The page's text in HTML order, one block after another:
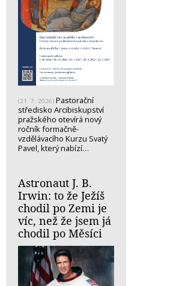
(21. 7. 2026) Pastorační
středisko Arcibiskupství
pražského otevírá nový
ročník formačně-
vzdělávacího Kurzu Svatý
Pavel, který nabízí…
Astronaut J. B.
Irwin: to že Ježíš
chodil po Zemi je
víc, než že jsem já
chodil po Měsíci